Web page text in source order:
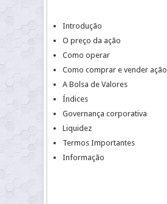
Introdução
O preço da ação
Como operar
Como comprar e vender ação
A Bolsa de Valores
Índices
Governança corporativa
Liquidez
Termos Importantes
Informação